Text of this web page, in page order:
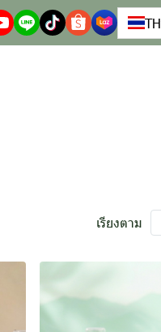
TH
เรียงตาม